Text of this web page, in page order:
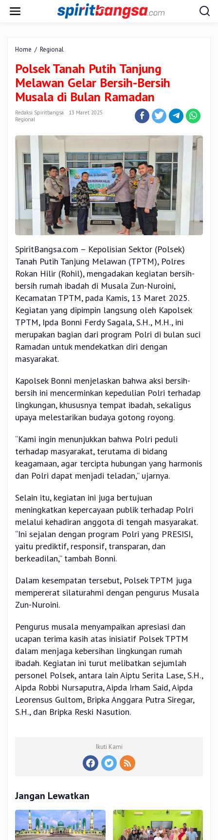
Home / Regional
Putih
Tanjung
Melawan
Gelar
Bersih
Bulan
Ramadan
Polsek Tanah Putih Tanjung
Melawan Gelar Bersih-Bersih
Musala di Bulan Ramadan
Redaksi Spiritbangsa
13 Maret 2025
Regional
SpiritBangsa.com – Kepolisian Sektor (Polsek)
Tanah Putih Tanjung Melawan (TPTM), Polres
Rokan Hilir (Rohil), mengadakan kegiatan bersih-
bersih rumah ibadah di Musala Zun-Nuroini,
Kecamatan TPTM, pada Kamis, 13 Maret 2025.
Kegiatan yang dipimpin langsung oleh Kapolsek
TPTM, Ipda Bonni Ferdy Sagala, S.H., M.H., ini
merupakan bagian dari program Polri di bulan suci
Ramadan untuk mendekatkan diri dengan
masyarakat.
Kapolsek Bonni menjelaskan bahwa aksi bersih-
bersih ini mencerminkan kepedulian Polri terhadap
lingkungan, khususnya tempat ibadah, sekaligus
upaya melestarikan budaya gotong royong.
“Kami ingin menunjukkan bahwa Polri peduli
terhadap masyarakat, terutama di bidang
keagamaan, agar tercipta hubungan yang harmonis
dan Polri dapat menjadi teladan,” ujarnya.
Selain itu, kegiatan ini juga bertujuan
meningkatkan kepercayaan publik terhadap Polri
melalui kehadiran anggota di tengah masyarakat.
“Ini sejalan dengan program Polri yang PRESISI,
yaitu prediktif, responsif, transparan, dan
berkeadilan,” tambah Bonni.
Dalam kesempatan tersebut, Polsek TPTM juga
mempererat silaturahmi dengan pengurus Musala
Zun-Nuroini.
Pengurus musala menyampaikan apresiasi dan
ucapan terima kasih atas inisiatif Polsek TPTM
dalam menjaga kebersihan lingkungan rumah
ibadah. Kegiatan ini turut melibatkan sejumlah
personel Polsek, antara lain Aiptu Serita Lase, S.H.,
Aipda Robbi Nursaputra, Aipda Irham Said, Aipda
Leorensus Gultom, Bripka Anggara Putra Siregar,
S.H., dan Bripka Reski Nasution.
Ikuti Kami
Jangan Lewatkan